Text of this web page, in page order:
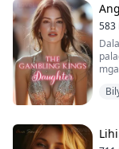
583